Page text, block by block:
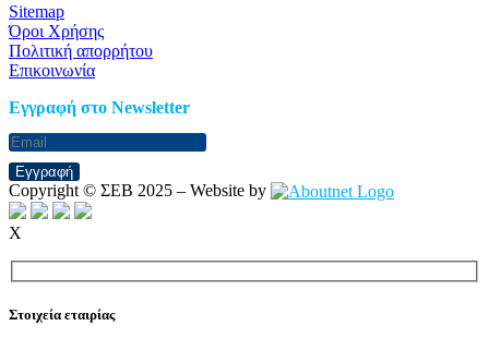
Sitemap
Όροι Χρήσης
Πολιτική απορρήτου
Επικοινωνία
Eγγραφή στο Newsletter
Εγγραφή
Copyright © ΣΕΒ 2025 – Website by
X
Στοιχεία εταιρίας